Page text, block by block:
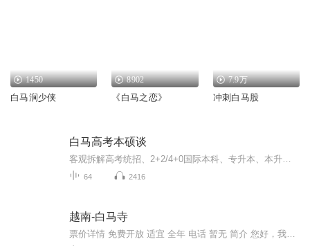
1450
白马涧少侠
8902
《白马之恋》
7.9万
冲刺白马股
白马高考本硕谈
64 2416
越南-白马寺